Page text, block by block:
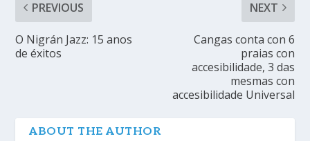
PREVIOUS
O Nigrán Jazz: 15 anos
de éxitos
NEXT
Cangas conta con 6
praias con
accesibilidade, 3 das
mesmas con
accesibilidade Universal
ABOUT THE AUTHOR